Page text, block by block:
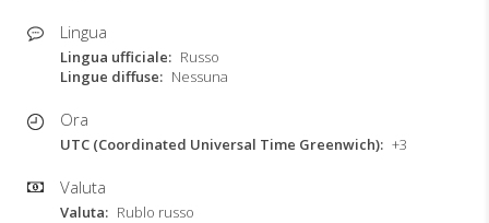
Lingua
Lingua ufficiale
Russo
Lingue diffuse
Nessuna
Ora
UTC (Coordinated Universal Time Greenwich) +3
Valuta
Valuta Rublo russo